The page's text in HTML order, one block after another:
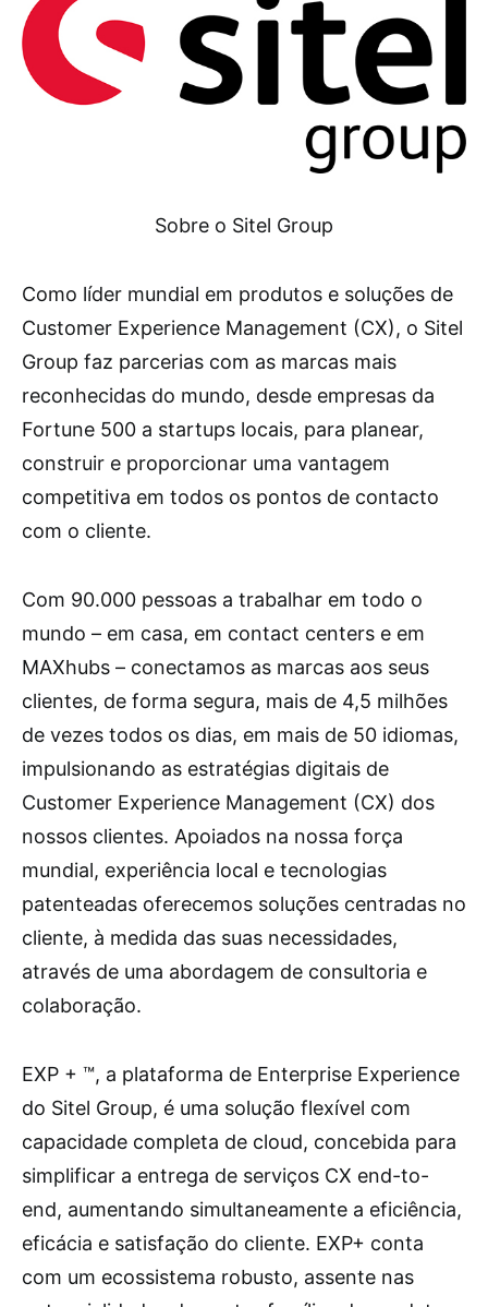
Sobre o Sitel Group
Como líder mundial em produtos e soluções de
Customer Experience Management (CX), o Sitel
Group faz parcerias com as marcas mais
reconhecidas do mundo, desde empresas da
Fortune 500 a startups locais, para planear,
construir e proporcionar uma vantagem
competitiva em todos os pontos de contacto
com o cliente.
Com 90.000 pessoas a trabalhar em todo o
mundo – em casa, em contact centers e em
MAXhubs – conectamos as marcas aos seus
clientes, de forma segura, mais de 4,5 milhões
de vezes todos os dias, em mais de 50 idiomas,
impulsionando as estratégias digitais de
Customer Experience Management (CX) dos
nossos clientes. Apoiados na nossa força
mundial, experiência local e tecnologias
patenteadas oferecemos soluções centradas no
cliente, à medida das suas necessidades,
através de uma abordagem de consultoria e
colaboração.
EXP + ™, a plataforma de Enterprise Experience
do Sitel Group, é uma solução flexível com
capacidade completa de cloud, concebida para
simplificar a entrega de serviços CX end-to-
end, aumentando simultaneamente a eficiência,
eficácia e satisfação do cliente. EXP+ conta
com um ecossistema robusto, assente nas